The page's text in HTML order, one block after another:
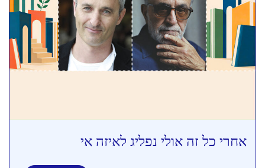
אחרי כל זה אולי נפליג לאיזה אי